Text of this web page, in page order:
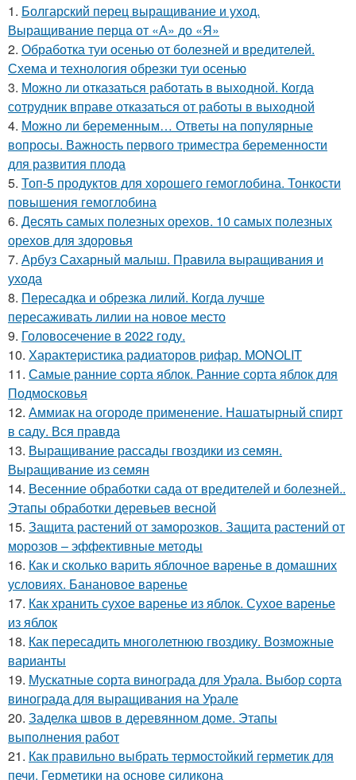
1. Болгарский перец выращивание и уход.
Выращивание перца от «А» до «Я»
2. Обработка туи осенью от болезней и вредителей.
Схема и технология обрезки туи осенью
3. Можно ли отказаться работать в выходной. Когда
сотрудник вправе отказаться от работы в выходной
4. Можно ли беременным… Ответы на популярные
вопросы. Важность первого триместра беременности
для развития плода
5. Топ-5 продуктов для хорошего гемоглобина. Тонкости
повышения гемоглобина
6. Десять самых полезных орехов. 10 самых полезных
орехов для здоровья
7. Арбуз Сахарный малыш. Правила выращивания и
ухода
8. Пересадка и обрезка лилий. Когда лучше
пересаживать лилии на новое место
9. Головосечение в 2022 году.
10. Характеристика радиаторов рифар. MONOLIT
11. Самые ранние сорта яблок. Ранние сорта яблок для
Подмосковья
12. Аммиак на огороде применение. Нашатырный спирт
в саду. Вся правда
13. Выращивание рассады гвоздики из семян.
Выращивание из семян
14. Весенние обработки сада от вредителей и болезней..
Этапы обработки деревьев весной
15. Защита растений от заморозков. Защита растений от
морозов – эффективные методы
16. Как и сколько варить яблочное варенье в домашних
условиях. Банановое варенье
17. Как хранить сухое варенье из яблок. Сухое варенье
из яблок
18. Как пересадить многолетнюю гвоздику. Возможные
варианты
19. Мускатные сорта винограда для Урала. Выбор сорта
винограда для выращивания на Урале
20. Заделка швов в деревянном доме. Этапы
выполнения работ
21. Как правильно выбрать термостойкий герметик для
печи. Герметики на основе силикона